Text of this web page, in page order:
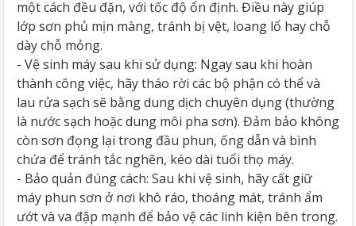
một cách đều đặn, với tốc độ ổn định. Điều này giúp
lớp sơn phủ mịn màng, tránh bị vệt, loang lổ hay chỗ
dày chỗ mỏng.
- Vệ sinh máy sau khi sử dụng: Ngay sau khi hoàn
thành công việc, hãy tháo rời các bộ phận có thể và
lau rửa sạch sẽ bằng dung dịch chuyên dụng (thường
là nước sạch hoặc dung môi pha sơn). Đảm bảo không
còn sơn đọng lại trong đầu phun, ống dẫn và bình
chứa để tránh tắc nghẽn, kéo dài tuổi thọ máy.
- Bảo quản đúng cách: Sau khi vệ sinh, hãy cất giữ
máy phun sơn ở nơi khô ráo, thoáng mát, tránh ẩm
ướt và va đập mạnh để bảo vệ các linh kiện bên trong.